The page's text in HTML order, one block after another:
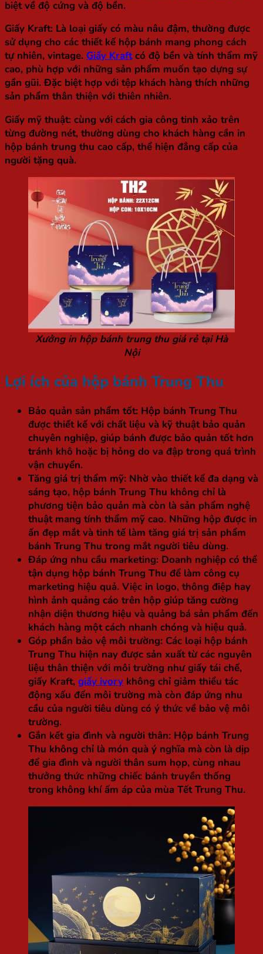
biệt về độ cứng và độ bền.
Giấy Kraft: Là loại giấy có màu nâu đậm, thường được
sử dụng cho các thiết kế hộp bánh mang phong cách
tự nhiên, vintage. Giấy Kraftcó độ bền và tính thẩm mỹ
cao, phù hợp với những sản phẩm muốn tạo dựng sự
gần gũi. Đặc biệt hợp với tệp khách hàng thích những
sản phẩm thân thiện với thiên nhiên.
Giấy mỹ thuật: cùng với cách gia công tinh xảo trên
từng đường nét, thường dùng cho khách hàng cần in
hộp bánh trung thu cao cấp, thể hiện đẳng cấp của
người tặng quà.
Xưởng in hộp bánh trung thu giá rẻ tại Hà
Nội
Lợi ích của hộp bánh Trung Thu
Bảo quản sản phẩm tốt: Hộp bánh Trung Thu
được thiết kế với chất liệu và kỹ thuật bảo quản
chuyên nghiệp, giúp bánh được bảo quản tốt hơn
tránh khô hoặc bị hỏng do va đập trong quá trình
vận chuyển.
Tăng giá trị thẩm mỹ: Nhờ vào thiết kế đa dạng và
sáng tạo, hộp bánh Trung Thu không chỉ là
phương tiện bảo quản mà còn là sản phẩm nghệ
thuật mang tính thẩm mỹ cao. Những hộp được in
ấn đẹp mắt và tinh tế làm tăng giá trị sản phẩm
bánh Trung Thu trong mắt người tiêu dùng.
Đáp ứng nhu cầu marketing: Doanh nghiệp có thể
tận dụng hộp bánh Trung Thu để làm công cụ
marketing hiệu quả. Việc in logo, thông điệp hay
hình ảnh quảng cáo trên hộp giúp tăng cường
nhận diện thương hiệu và quảng bá sản phẩm đến
khách hàng một cách nhanh chóng và hiệu quả.
Góp phần bảo vệ môi trường: Các loại hộp bánh
Trung Thu hiện nay được sản xuất từ các nguyên
liệu thân thiện với môi trường như giấy tái chế,
giấy Kraft, giấy ivory không chỉ giảm thiểu tác
động xấu đến môi trường mà còn đáp ứng nhu
cầu của người tiêu dùng có ý thức về bảo vệ môi
trường.
Gắn kết gia đình và người thân: Hộp bánh Trung
Thu không chỉ là món quà ý nghĩa mà còn là dịp
để gia đình và người thân sum họp, cùng nhau
thưởng thức những chiếc bánh truyền thống
trong không khí ấm áp của mùa Tết Trung Thu.